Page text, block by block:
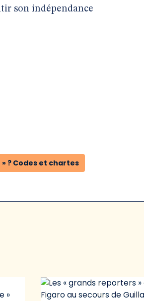
son indépendance
? Codes et chartes